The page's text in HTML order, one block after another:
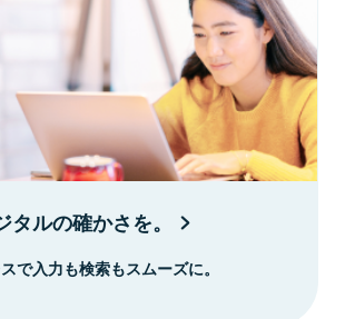
ルの確かさを。
で入力も検索もスムーズに。